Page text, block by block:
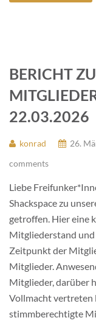
BERICHT
22.03.2026
konrad 26.
comments
Liebe
Shackspace zu
getroffen. Hier eine
Mitgliederstand
Zeitpunkt der
Mitglieder.
Mitglieder, darüber
Vollmacht vertreten
stimmberechtigte